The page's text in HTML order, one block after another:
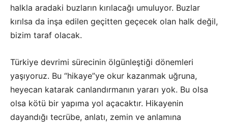
halkla aradaki buzların kırılacağı umuluyor. Buzlar
kırılsa da inşa edilen geçitten geçecek olan halk değil,
bizim taraf olacak.
Türkiye devrimi sürecinin ölgünleştiği dönemleri
yaşıyoruz. Bu “hikaye”ye okur kazanmak uğruna,
heyecan katarak canlandırmanın yararı yok. Bu olsa
olsa kötü bir yapıma yol açacaktır. Hikayenin
dayandığı tecrübe, anlatı, zemin ve anlamına